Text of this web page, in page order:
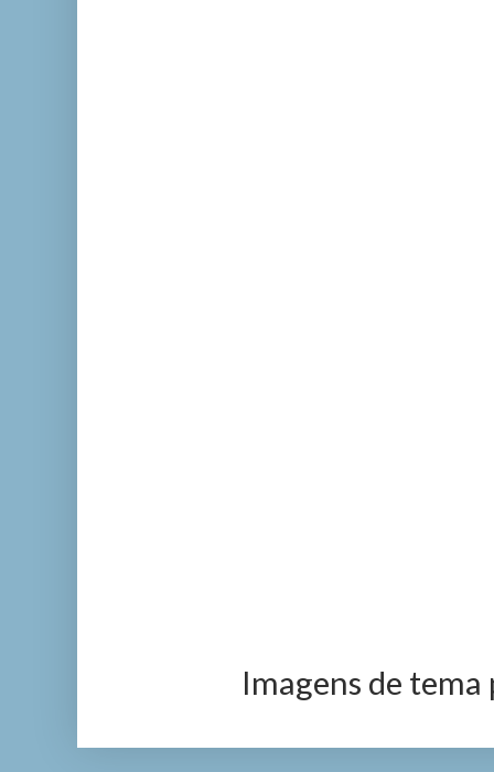
Imagens de